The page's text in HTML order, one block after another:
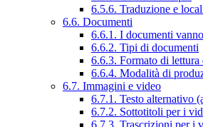
6.5.6. Traduzione e
6.6. Documenti
6.6.1. I documenti
6.6.2. Tipi di documenti
6.6.3. Formato di
6.6.4. Modalità di
6.7. Immagini e video
6.7.1. Testo alternativo
6.7.2. Sottotitoli per i
6.7.3. Trascrizioni per i